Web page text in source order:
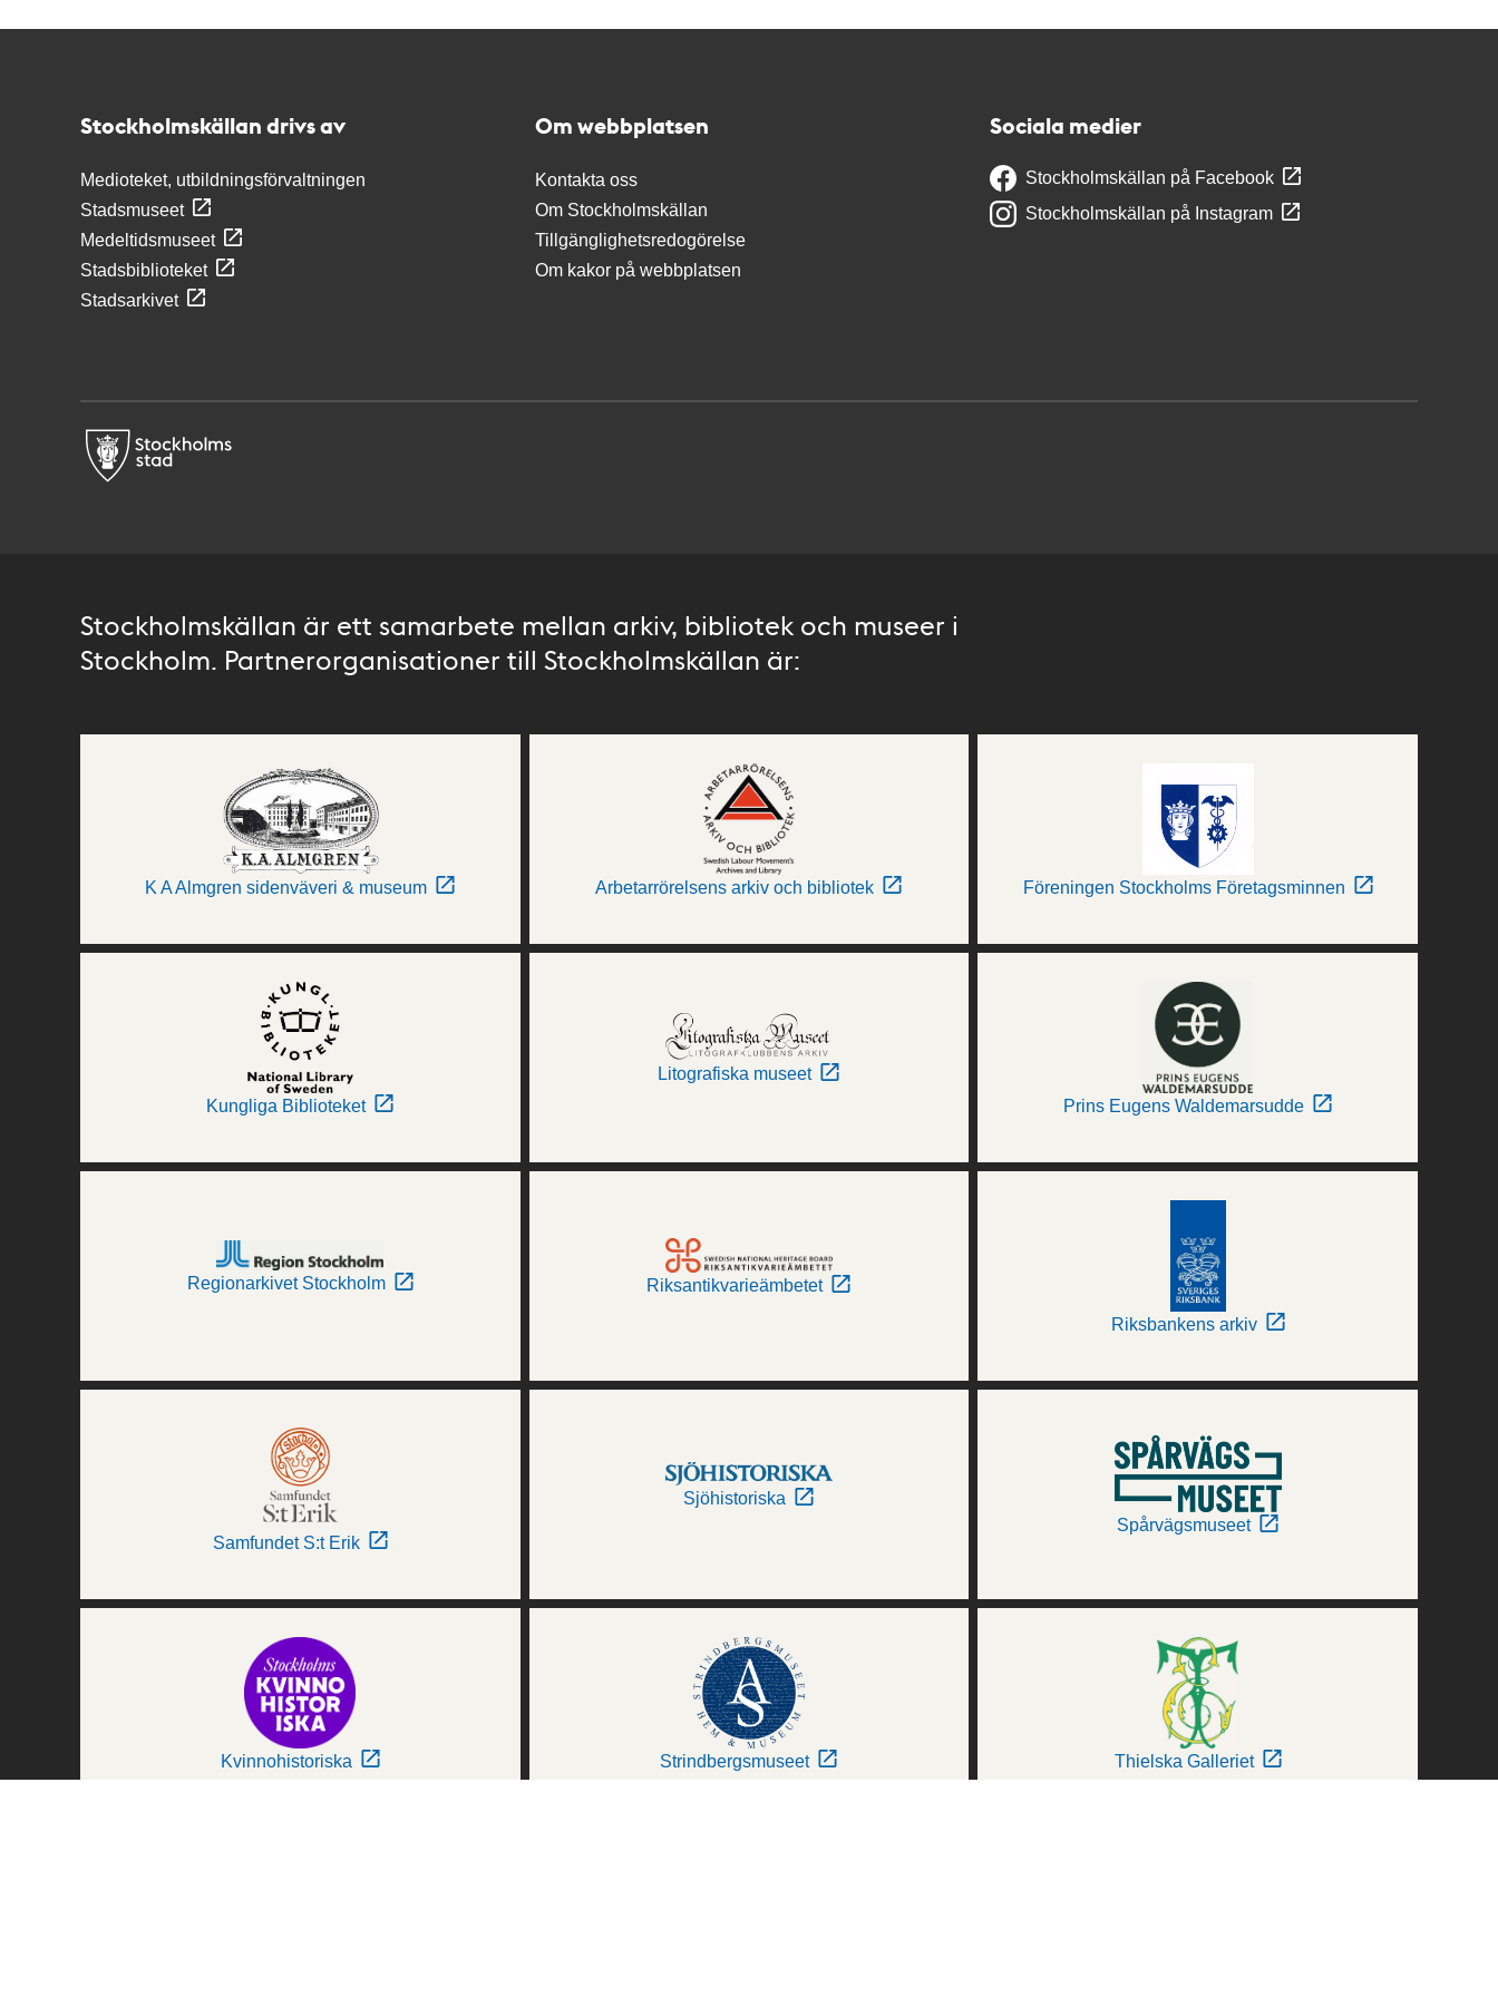
Stockholmskällan drivs av
Medioteket, utbildningsförvaltningen
Stadsmuseet
Medeltidsmuseet
Stadsbiblioteket
Stadsarkivet
Om webbplatsen
Kontakta oss
Om Stockholmskällan
Tillgänglighetsredogörelse
Om kakor på webbplatsen
Sociala medier
Stockholmskällan på Facebook
Stockholmskällan på Instagram
Stockholmskällan är ett samarbete mellan arkiv, bibliotek och museer i
Stockholm. Partnerorganisationer till Stockholmskällan är:
K A Almgren sidenväveri & museum Arbetarrörelsens arkiv och bibliotek Föreningen Stockholms Företagsminnen
Kungliga Biblioteket
Litografiska museet
Prins Eugens Waldemarsudde
Regionarkivet Stockholm Riksantikvarieämbetet
Riksbankens arkiv
Samfundet S:t Erik
Sjöhistoriska
Spårvägsmuseet
Kvinnohistoriska Strindbergsmuseet Thielska Galleriet